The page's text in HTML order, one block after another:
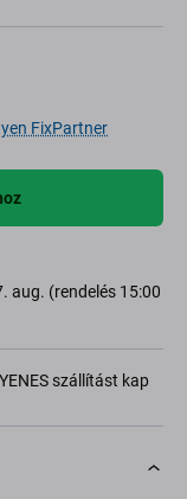
FixPartner
aug. (rendelés 15:00
szállítást kap